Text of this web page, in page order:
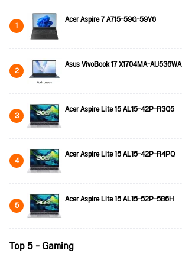
1 Acer Aspire 7 A715-59G-59Y6
2 Asus VivoBook 17 X1704MA-AU536WA
3 Acer Aspire Lite 15 AL15-42P-R3Q5
4 Acer Aspire Lite 15 AL15-42P-R4PQ
5 Acer Aspire Lite 15 AL15-52P-586H
Top 5 - Gaming